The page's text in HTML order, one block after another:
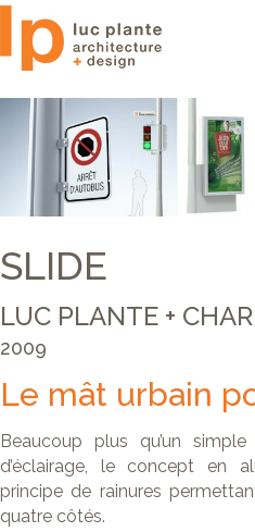
SLIDE
LUC PLANTE +
2009
Le mât urbain
Beaucoup plus qu’un
d’éclairage, le concept en
principe de rainures
quatre côtés.